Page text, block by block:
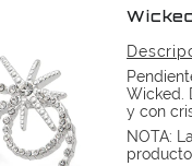
Wicked
Wicked.
y con
NOTA: